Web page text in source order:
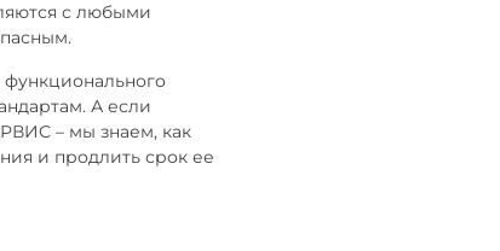
с любыми
А если
– мы знаем, как
и продлить срок ее